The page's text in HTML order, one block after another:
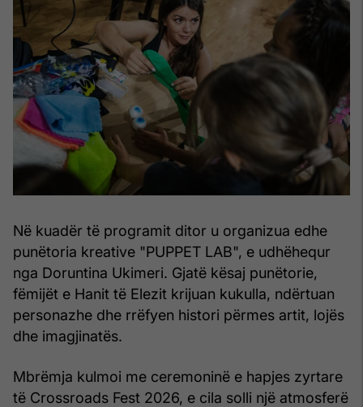
Në kuadër të programit ditor u organizua edhe
punëtoria kreative "PUPPET LAB", e udhëhequr
nga Doruntina Ukimeri. Gjatë kësaj punëtorie,
fëmijët e Hanit të Elezit krijuan kukulla, ndërtuan
personazhe dhe rrëfyen histori përmes artit, lojës
dhe imagjinatës.
Mbrëmja kulmoi me ceremoninë e hapjes zyrtare
të Crossroads Fest 2026, e cila solli një atmosferë